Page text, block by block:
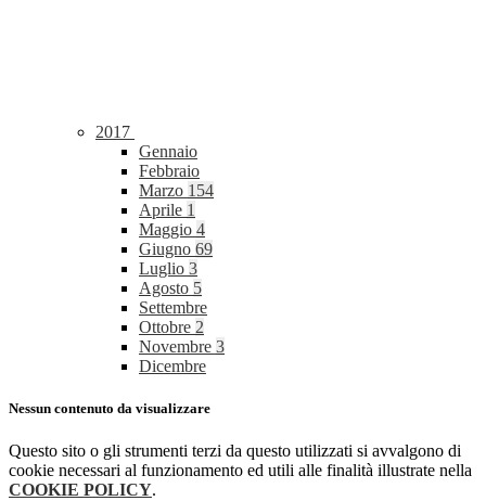
2017
Gennaio
Febbraio
Marzo 154
Aprile 1
Maggio 4
Giugno 69
Luglio 3
Agosto 5
Settembre
Ottobre 2
Novembre 3
Dicembre
Nessun contenuto da visualizzare
Questo sito o gli strumenti terzi da questo utilizzati si avvalgono di
cookie necessari al funzionamento ed utili alle finalità illustrate nella
COOKIE POLICY.